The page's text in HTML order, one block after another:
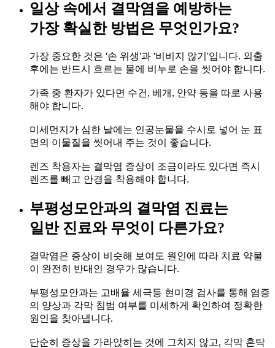
일상 속에서 결막염을 예방하는
가장 확실한 방법은 무엇인가요?
가장 중요한 것은 '손 위생'과 '비비지 않기'입니다. 외출
후에는 반드시 흐르는 물에 비누로 손을 씻어야 합니다.
가족 중 환자가 있다면 수건, 베개, 안약 등을 따로 사용
해야 합니다.
미세먼지가 심한 날에는 인공눈물을 수시로 넣어 눈 표
면의 이물질을 씻어내 주는 것이 좋습니다.
렌즈 착용자는 결막염 증상이 조금이라도 있다면 즉시
렌즈를 빼고 안경을 착용해야 합니다.
부평성모안과의 결막염 진료는
일반 진료와 무엇이 다른가요?
결막염은 증상이 비슷해 보여도 원인에 따라 치료 약물
이 완전히 반대인 경우가 많습니다.
부평성모안과는 고배율 세극등 현미경 검사를 통해 염증
의 양상과 각막 침범 여부를 미세하게 확인하여 정확한
원인을 찾아냅니다.
단순히 증상을 가라앉히는 것에 그치지 않고, 각막 혼탁